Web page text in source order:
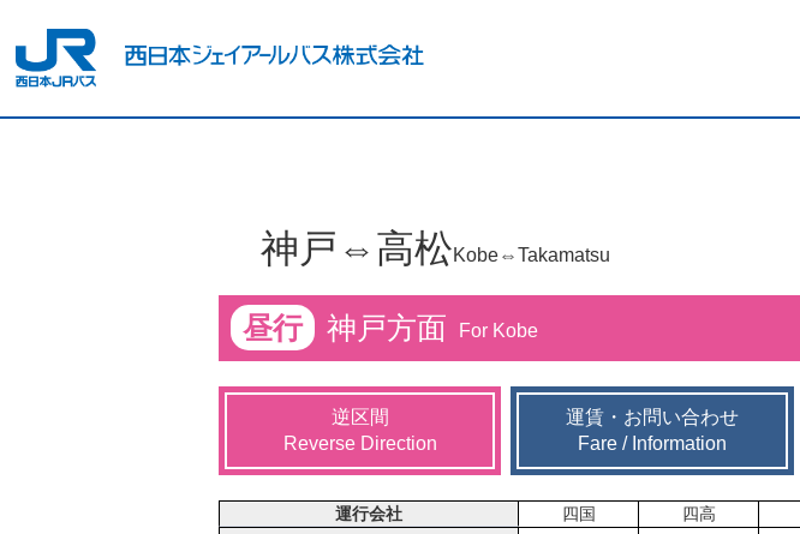
神戸⇔高松Kobe⇔Takamatsu
昼行 神戸方面 For Kobe
逆区間
Reverse Direction
運賃・お問い合わせ
Fare / Information
運行会社 四国 四高